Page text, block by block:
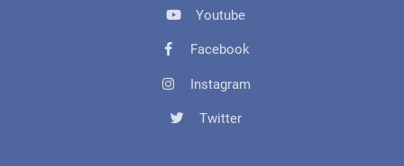
Youtube
Facebook
Instagram
Twitter